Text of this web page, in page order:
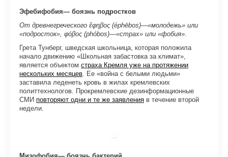
Эфебифобия— боязнь подростков
От древнегреческого ἔφηβος (éphēbos)—«молодежь» или
«подросток», φόβος (phóbos)—«страх» или «фобия».
Грета Тунберг, шведская школьница, которая положила
начало движению «Школьная забастовка за климат»,
является объектом страха Кремля уже на протяжении
нескольких месяцев . Ее «война с белыми людьми»
заставила леденеть кровь в жилах кремлевских
политтехнологов. Прокремлевские дезинформационные
СМИ повторяют одни и те же заявления в течение второй
недели.